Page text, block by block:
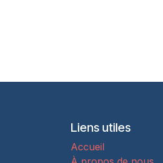
Liens utiles
Accueil